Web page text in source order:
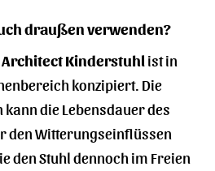
draußen verwenden?
Architect Kinderstuhl ist in
konzipiert. Die
die Lebensdauer des
den Witterungseinflüssen
den Stuhl dennoch im Freien